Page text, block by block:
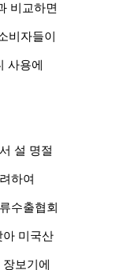
비교하면
비자들이
사용에
설 명절
하여
수출협회
아 미국산
보기에